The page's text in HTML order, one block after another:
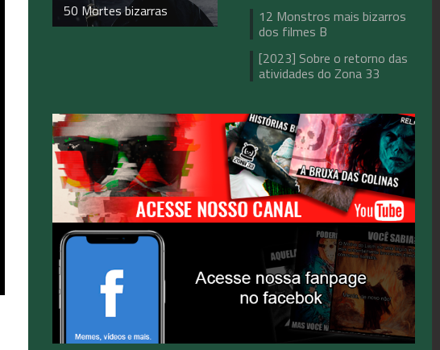
50 Mortes bizarras
12 Monstros mais bizarros
dos filmes B
[2023] Sobre o retorno das
atividades do Zona 33